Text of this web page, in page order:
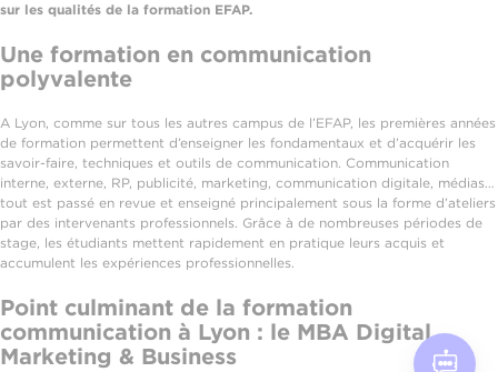
sur les qualités de la formation EFAP.
Une formation en communication
polyvalente
A Lyon, comme sur tous les autres campus de l’EFAP, les premières années
de formation permettent d’enseigner les fondamentaux et d’acquérir les
savoir-faire, techniques et outils de communication. Communication
interne, externe, RP, publicité, marketing, communication digitale, médias…
tout est passé en revue et enseigné principalement sous la forme d’ateliers
par des intervenants professionnels. Grâce à de nombreuses périodes de
stage, les étudiants mettent rapidement en pratique leurs acquis et
accumulent les expériences professionnelles.
Point culminant de la formation
communication à Lyon : le MBA Digital
Marketing & Business